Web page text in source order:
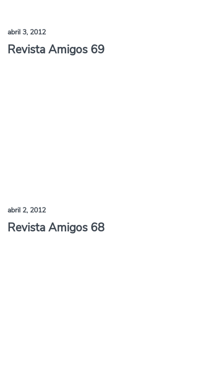
abril 3, 2012
Revista Amigos 69
abril 2, 2012
Revista Amigos 68